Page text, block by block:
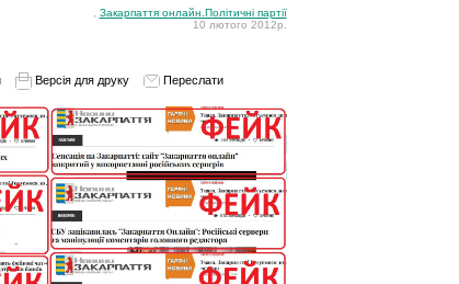
Закарпаття онлайн.Політичні партії
10 лютого 2012р.
Версія для друку Переслати